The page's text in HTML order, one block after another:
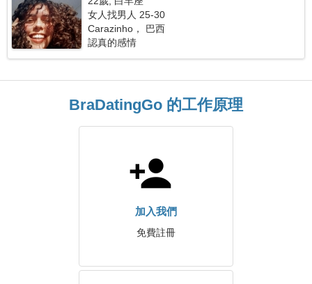
女人找男人 25-30
Carazinho， 巴西
認真的感情
BraDatingGo 的工作原理
加入我們
免費註冊